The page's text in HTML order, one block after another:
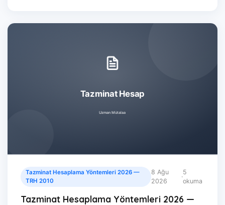
Tazminat Hesaplama Yöntemleri 2026 —
TRH 2010
8 Ağu
2026
·
5
okuma
Tazminat Hesaplama Yöntemleri 2026 —